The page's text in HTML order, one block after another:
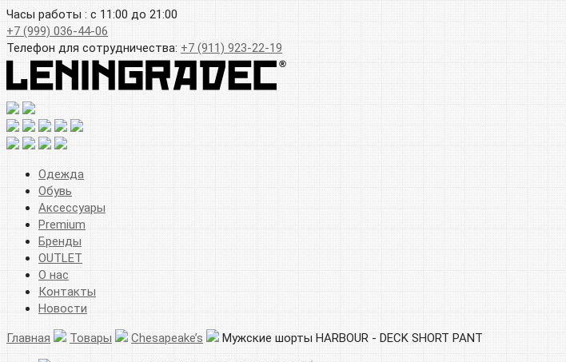
Часы работы : с 11:00 до 21:00
+7 (999) 036-44-06
Телефон для сотрудничества: +7 (911) 923-22-19
Одежда
Обувь
Аксессуары
Premium
Бренды
OUTLET
О нас
Контакты
Новости
Главная Товары Chesapeake’s Мужские шорты HARBOUR - DECK SHORT PANT